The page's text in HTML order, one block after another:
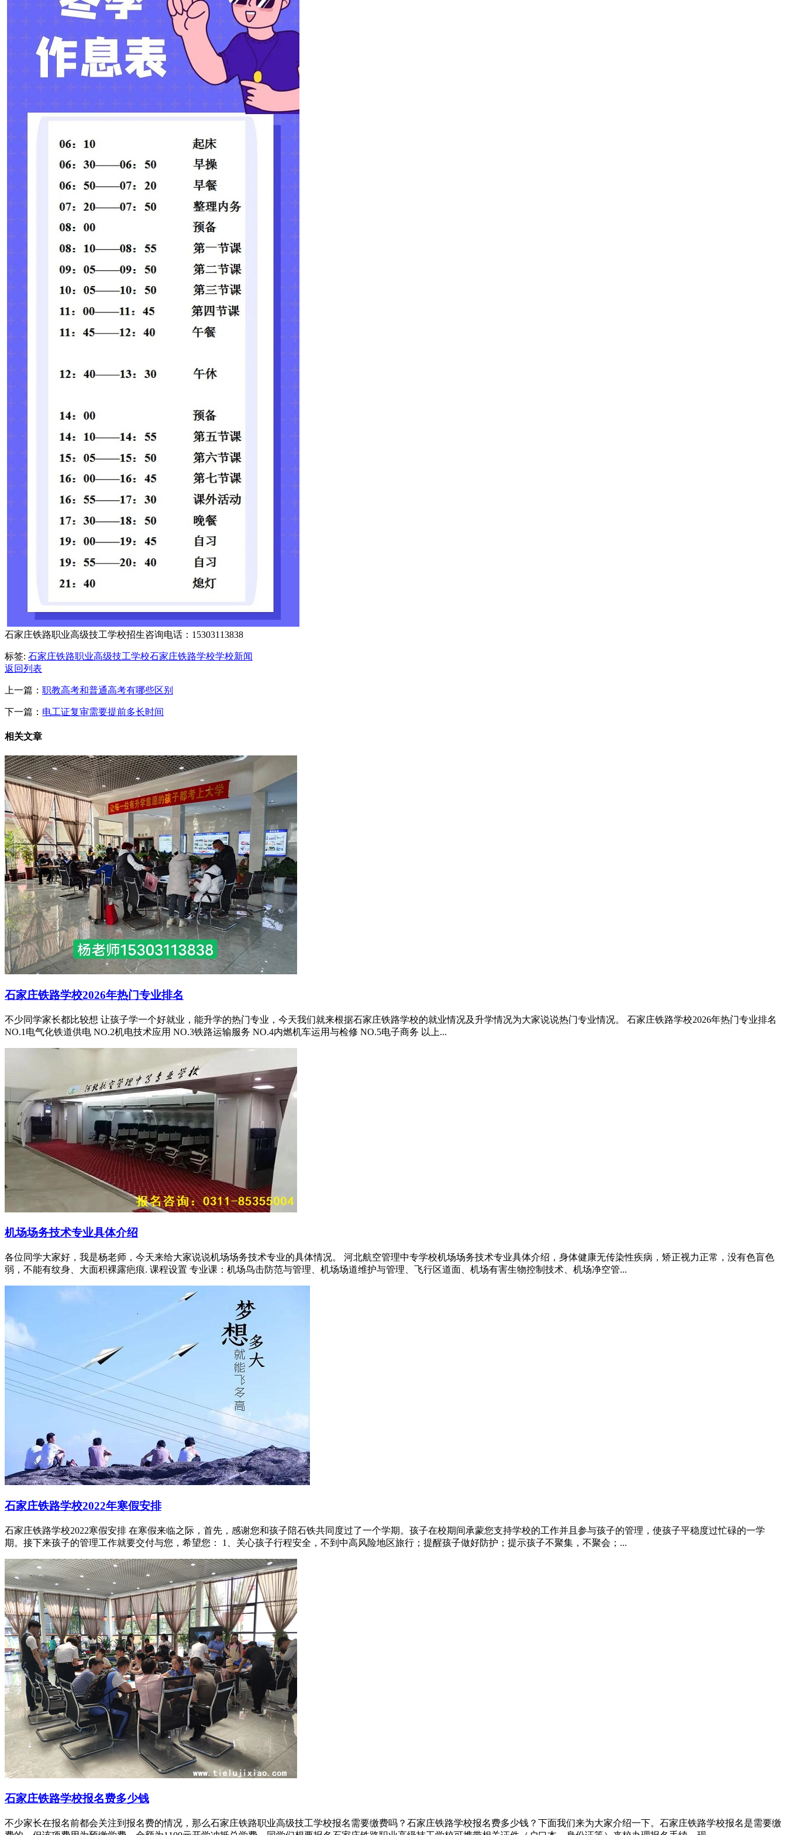
石家庄铁路职业高级技工学校招生咨询电话：15303113838
标签: 石家庄铁路职业高级技工学校石家庄铁路学校学校新闻
返回列表
上一篇： 职教高考和普通高考有哪些区别
下一篇： 电工证复审需要提前多长时间
相关文章
石家庄铁路学校2026年热门专业排名
不少同学家长都比较想 让孩子学一个好就业，能升学的热门专业，今天我们就来根据石家庄铁路学校的就业情况及升学情况为大家说说热门专业情况。 石家庄铁路学校2026年热门专业排名
NO.1电气化铁道供电 NO.2机电技术应用 NO.3铁路运输服务 NO.4内燃机车运用与检修 NO.5电子商务 以上...
机场场务技术专业具体介绍
各位同学大家好，我是杨老师，今天来给大家说说机场场务技术专业的具体情况。 河北航空管理中专学校机场场务技术专业具体介绍，身体健康无传染性疾病，矫正视力正常，没有色盲色
弱，不能有纹身、大面积裸露疤痕. 课程设置 专业课：机场鸟击防范与管理、机场场道维护与管理、飞行区道面、机场有害生物控制技术、机场净空管...
石家庄铁路学校2022年寒假安排
石家庄铁路学校2022寒假安排 在寒假来临之际，首先，感谢您和孩子陪石铁共同度过了一个学期。孩子在校期间承蒙您支持学校的工作并且参与孩子的管理，使孩子平稳度过忙碌的一学
期。接下来孩子的管理工作就要交付与您，希望您： 1、关心孩子行程安全，不到中高风险地区旅行；提醒孩子做好防护；提示孩子不聚集，不聚会；...
石家庄铁路学校报名费多少钱
不少家长在报名前都会关注到报名费的情况，那么石家庄铁路职业高级技工学校报名需要缴费吗？石家庄铁路学校报名费多少钱？下面我们来为大家介绍一下。石家庄铁路学校报名是需要缴